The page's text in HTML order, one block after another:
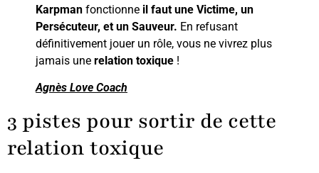
Karpman fonctionne il faut une Victime, un
Persécuteur, et un Sauveur. En refusant
définitivement jouer un rôle, vous ne vivrez plus
jamais une relation toxique !
Agnès Love Coach
3 pistes pour sortir de cette
relation toxique